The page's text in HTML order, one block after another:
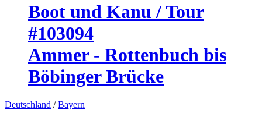
Boot und Kanu / Tour
#103094
Ammer - Rottenbuch bis
Böbinger Brücke
Deutschland /Bayern